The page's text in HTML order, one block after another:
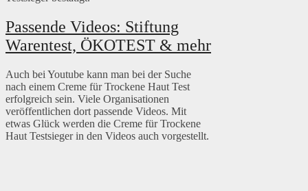
Passende Videos: Stiftung
Warentest, ÖKOTEST & mehr
Auch bei Youtube kann man bei der Suche
nach einem Creme für Trockene Haut Test
erfolgreich sein. Viele Organisationen
veröffentlichen dort passende Videos. Mit
etwas Glück werden die Creme für Trockene
Haut Testsieger in den Videos auch vorgestellt.